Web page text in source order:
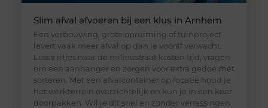
Slim afval afvoeren bij een klus in Arnhem
Een verbouwing, grote opruiming of tuinproject
levert vaak meer afval op dan je vooraf verwacht.
Losse ritjes naar de milieustraat kosten tijd, vragen
om een aanhanger en zorgen voor extra gedoe met
sorteren. Met een afvalcontainer op locatie houd je
het werkterrein overzichtelijk en kun je in een keer
doorpakken. Wil je dit snel en zonder verrassingen